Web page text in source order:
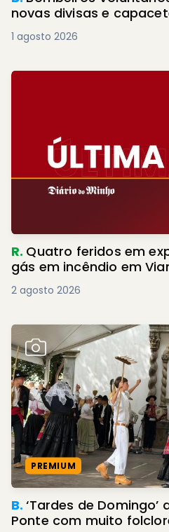
novas divisas e
1 agosto 2026
R. Quatro feridos em
gás em incêndio em
2 agosto 2026
PREMIUM
B.‘Tardes de
Ponte com muito